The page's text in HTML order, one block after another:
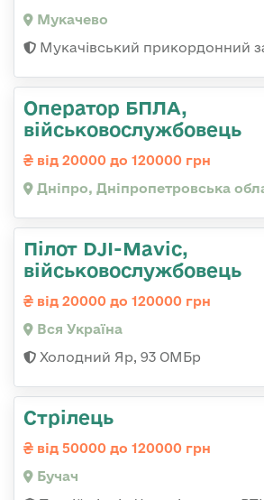
Мукачево
Мукачівський прикордонний
Оператор БПЛА,
військовослужбовець
від 20000 до 120000 грн
Дніпро, Дніпропетровська
Пілот DJI-Mavic,
військовослужбовець
від 20000 до 120000 грн
Вся Україна
Холодний Яр, 93 ОМБр
Стрілець
від 50000 до 120000 грн
Бучач